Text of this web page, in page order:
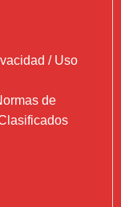
/ Uso
de